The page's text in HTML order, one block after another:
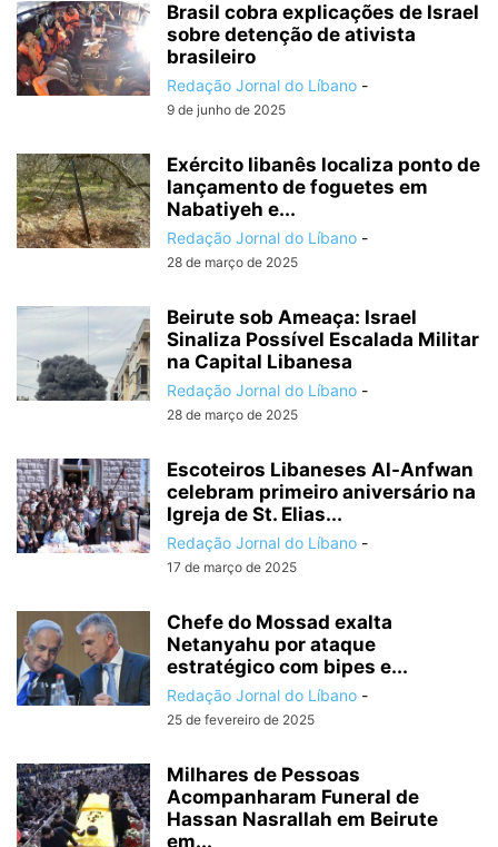
Brasil cobra explicações de Israel
sobre detenção de ativista
brasileiro
Redação Jornal do Líbano -
9 de junho de 2025
Exército libanês localiza ponto de
lançamento de foguetes em
Nabatiyeh e...
Redação Jornal do Líbano -
28 de março de 2025
Beirute sob Ameaça: Israel
Sinaliza Possível Escalada Militar
na Capital Libanesa
Redação Jornal do Líbano -
28 de março de 2025
Escoteiros Libaneses Al-Anfwan
celebram primeiro aniversário na
Igreja de St. Elias...
Redação Jornal do Líbano -
17 de março de 2025
Chefe do Mossad exalta
Netanyahu por ataque
estratégico com bipes e...
Redação Jornal do Líbano -
25 de fevereiro de 2025
Milhares de Pessoas
Acompanharam Funeral de
Hassan Nasrallah em Beirute
em...